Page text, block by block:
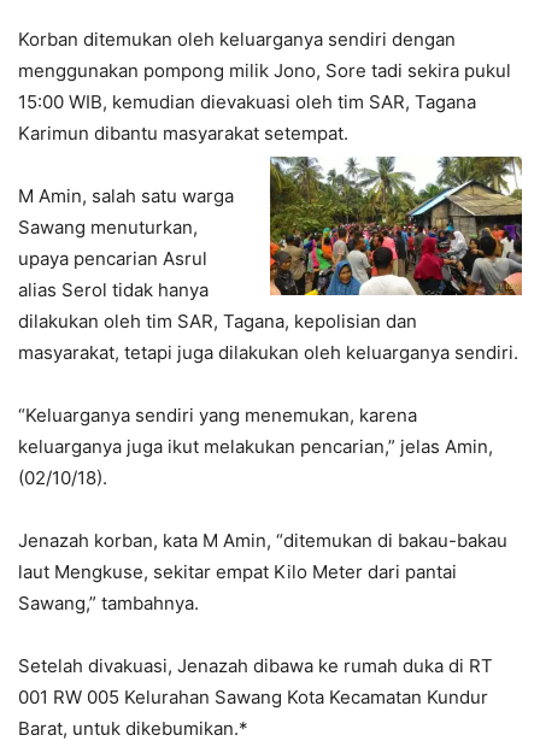
Korban ditemukan oleh keluarganya sendiri dengan
menggunakan pompong milik Jono, Sore tadi sekira pukul
15:00 WIB, kemudian dievakuasi oleh tim SAR, Tagana
Karimun dibantu masyarakat setempat.
M Amin, salah satu warga
Sawang menuturkan,
upaya pencarian Asrul
alias Serol tidak hanya
dilakukan oleh tim SAR, Tagana, kepolisian dan
masyarakat, tetapi juga dilakukan oleh keluarganya sendiri.
“Keluarganya sendiri yang menemukan, karena
keluarganya juga ikut melakukan pencarian,” jelas Amin,
(02/10/18).
Jenazah korban, kata M Amin, “ditemukan di bakau-bakau
laut Mengkuse, sekitar empat Kilo Meter dari pantai
Sawang,” tambahnya.
Setelah divakuasi, Jenazah dibawa ke rumah duka di RT
001 RW 005 Kelurahan Sawang Kota Kecamatan Kundur
Barat, untuk dikebumikan.*